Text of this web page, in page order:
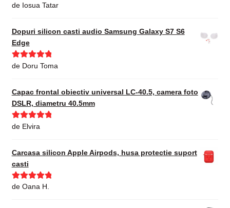
Evaluat la5
de Iosua Tatar
Dopuri silicon casti audio Samsung Galaxy S7 S6
Edge
Evaluat la5
de Doru Toma
Capac frontal obiectiv universal LC-40.5, camera foto
DSLR, diametru 40.5mm
Evaluat la
de Elvira
Carcasa silicon Apple Airpods, husa protectie suport
casti
Evaluat la5
de Oana H.